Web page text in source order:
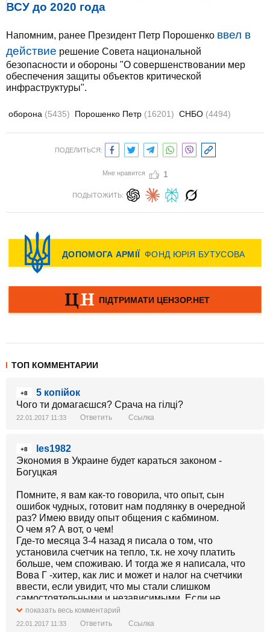
ВСУ до 2020 года
Напомним, ранее Президент Петр Порошенко ввел в
действие решение Совета национальной
безопасности и обороны "О совершенствовании мер
обеспечения защиты объектов критической
инфраструктуры".
оборона (5435) Порошенко Петр (16201) СНБО (4494)
ПОДЕЛИТЬСЯ:
Мне нравится 1
ПОДЫТОЖИТЬ:
ТОП КОММЕНТАРИИ
+8
5 копійок
Чого ти домагаєшся? Срача на гілці?
22.01.2017 11:33 Ответить Ссылка
+8
les1982
Экономия в Украине будет караться законом -
Богуцкая
Помните, я вам как-то говорила, что опыт, сын
ошибок чудных, готовит нам подлянку в очередной
раз? Имею ввиду опыт общения с кабмином.
О чем я? А вот, о чем!
Где-то месяца 3-4 назад я писала о том, что
установила счетчик на тепло, т.к. не хочу платить
больше, чем споживаю. И тогда же я написала, что
Вова Г -хитер, как лис и может и налог на счетчики
ввести, если увидит, что мы стали слишком
самостоятельными и независимыми. Если не
получится мытьем, так катаньем найдет лазейку,
чтобы выцыганить у народа залежалую в результате
показать весь комментарий
22.01.2017 11:33 Ответить Ссылка